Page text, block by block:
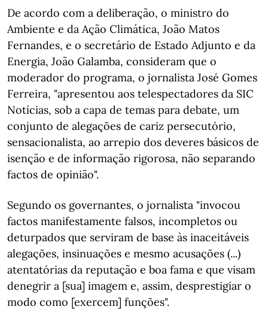
De acordo com a deliberação, o ministro do
Ambiente e da Ação Climática, João Matos
Fernandes, e o secretário de Estado Adjunto e da
Energia, João Galamba, consideram que o
moderador do programa, o jornalista José Gomes
Ferreira, "apresentou aos telespectadores da SIC
Notícias, sob a capa de temas para debate, um
conjunto de alegações de cariz persecutório,
sensacionalista, ao arrepio dos deveres básicos de
isenção e de informação rigorosa, não separando
factos de opinião".
Segundo os governantes, o jornalista "invocou
factos manifestamente falsos, incompletos ou
deturpados que serviram de base às inaceitáveis
alegações, insinuações e mesmo acusações (...)
atentatórias da reputação e boa fama e que visam
denegrir a [sua] imagem e, assim, desprestigiar o
modo como [exercem] funções".